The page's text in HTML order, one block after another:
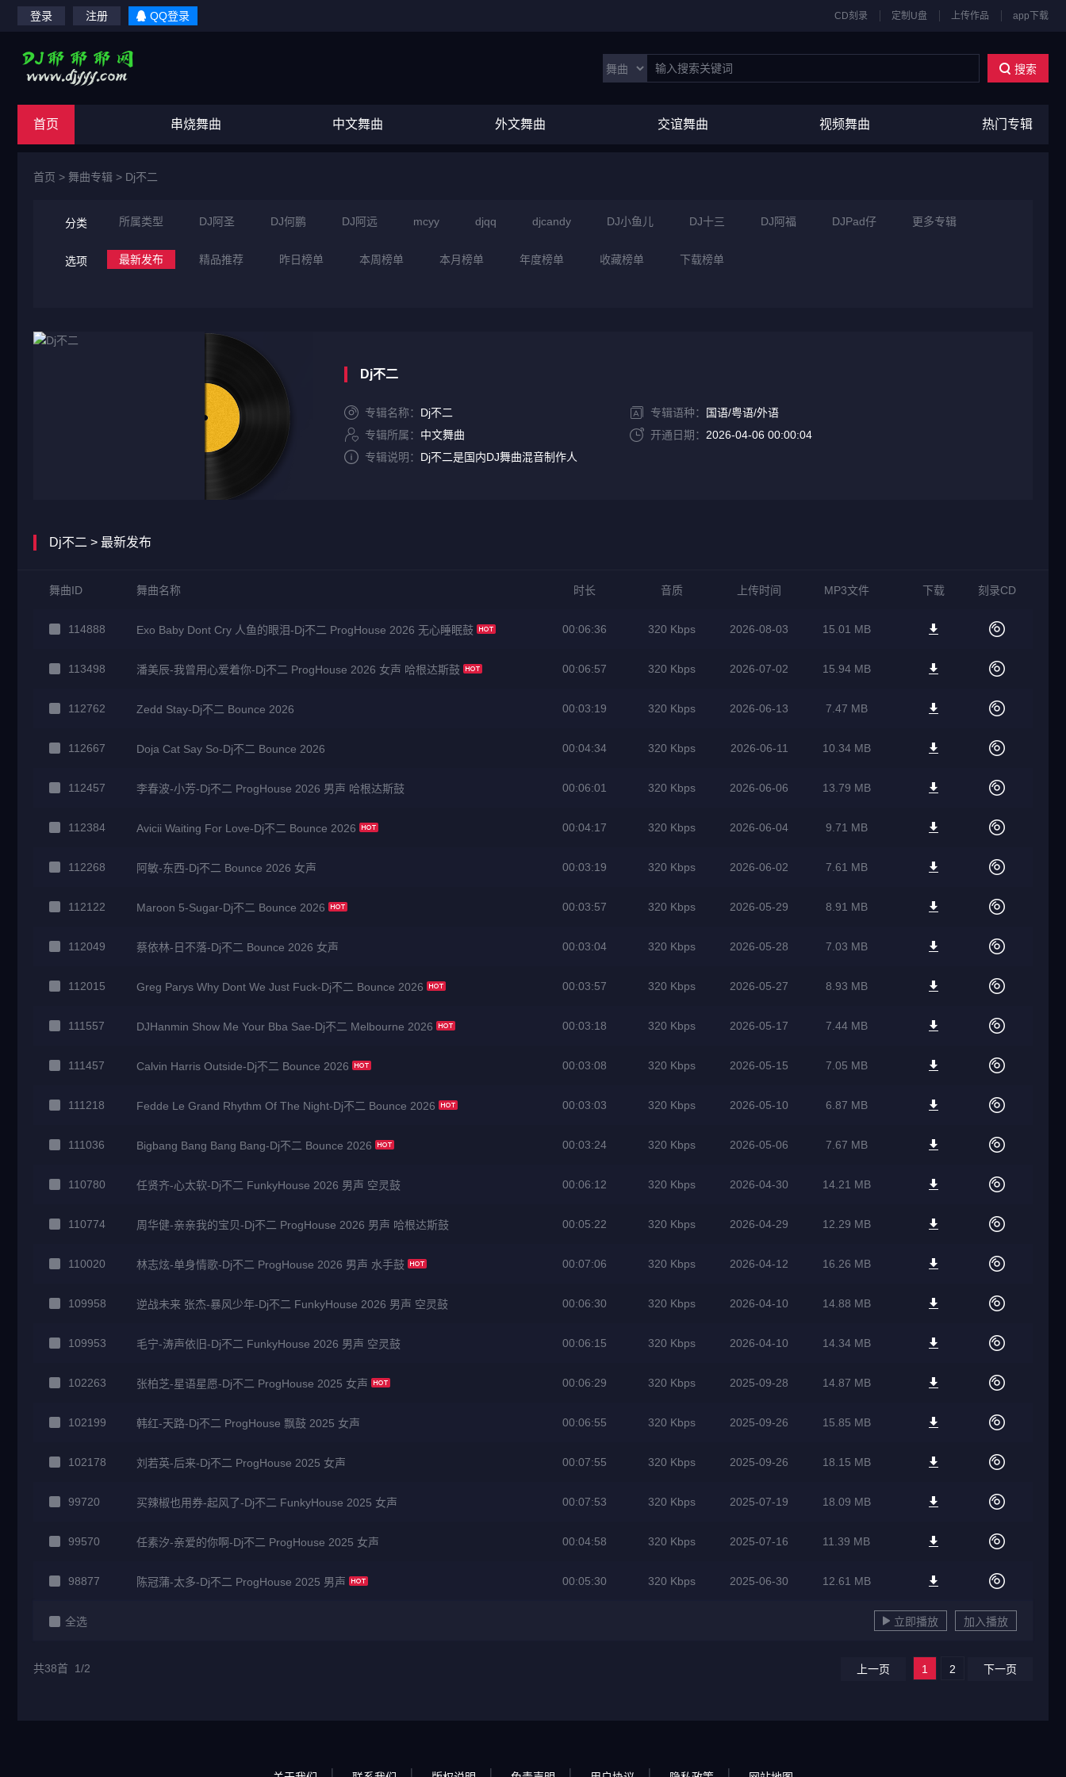
登录 注册 QQ登录 CD刻录 定制U盘 上传作品 app下载
搜索
首页 串烧舞曲 中文舞曲 外文舞曲 交谊舞曲 视频舞曲 热门专辑
首页 > 舞曲专辑 > Dj不二
分类 所属类型 DJ阿圣 DJ何鹏 DJ阿远 mcyy djqq djcandy DJ小鱼儿 DJ十三 DJ阿福 DJPad仔 更多专辑
选项 最新发布 精品推荐 昨日榜单 本周榜单 本月榜单 年度榜单 收藏榜单 下载榜单
Dj不二
专辑名称： Dj不二 专辑语种：
国语/粤语/外语
专辑所属： 中文舞曲 开通日期： 2026-04-06 00:00:04
专辑说明： Dj不二是国内DJ舞曲混音制作人
Dj不二 > 最新发布
舞曲ID 舞曲名称 时长 音质 上传时间 MP3文件 下载 刻录CD
114888 Exo Baby Dont Cry 人鱼的眼泪-Dj不二 ProgHouse 2026 无心睡眠鼓 00:06:36 320 Kbps 2026-08-03 15.01 MB
113498 潘美辰-我曾用心爱着你-Dj不二 ProgHouse 2026 女声 哈根达斯鼓 00:06:57 320 Kbps 2026-07-02 15.94 MB
112762 Zedd Stay-Dj不二 Bounce 2026 00:03:19 320 Kbps 2026-06-13 7.47 MB
112667 Doja Cat Say So-Dj不二 Bounce 2026 00:04:34 320 Kbps 2026-06-11 10.34 MB
112457 李春波-小芳-Dj不二 ProgHouse 2026 男声 哈根达斯鼓 00:06:01 320 Kbps 2026-06-06 13.79 MB
112384 Avicii Waiting For Love-Dj不二 Bounce 2026 00:04:17 320 Kbps 2026-06-04 9.71 MB
112268 阿敏-东西-Dj不二 Bounce 2026 女声 00:03:19 320 Kbps 2026-06-02 7.61 MB
112122 Maroon 5-Sugar-Dj不二 Bounce 2026 00:03:57 320 Kbps 2026-05-29 8.91 MB
112049 蔡依林-日不落-Dj不二 Bounce 2026 女声 00:03:04 320 Kbps 2026-05-28 7.03 MB
112015 Greg Parys Why Dont We Just Fuck-Dj不二 Bounce 2026 00:03:57 320 Kbps 2026-05-27 8.93 MB
111557 DJHanmin Show Me Your Bba Sae-Dj不二 Melbourne 2026 00:03:18 320 Kbps 2026-05-17 7.44 MB
111457 Calvin Harris Outside-Dj不二 Bounce 2026 00:03:08 320 Kbps 2026-05-15 7.05 MB
111218 Fedde Le Grand Rhythm Of The Night-Dj不二 Bounce 2026 00:03:03 320 Kbps 2026-05-10 6.87 MB
111036 Bigbang Bang Bang Bang-Dj不二 Bounce 2026 00:03:24 320 Kbps 2026-05-06 7.67 MB
110780 任贤齐-心太软-Dj不二 FunkyHouse 2026 男声 空灵鼓 00:06:12 320 Kbps 2026-04-30 14.21 MB
110774 周华健-亲亲我的宝贝-Dj不二 ProgHouse 2026 男声 哈根达斯鼓 00:05:22 320 Kbps 2026-04-29 12.29 MB
110020 林志炫-单身情歌-Dj不二 ProgHouse 2026 男声 水手鼓 00:07:06 320 Kbps 2026-04-12 16.26 MB
109958 逆战未来 张杰-暴风少年-Dj不二 FunkyHouse 2026 男声 空灵鼓 00:06:30 320 Kbps 2026-04-10 14.88 MB
109953 毛宁-涛声依旧-Dj不二 FunkyHouse 2026 男声 空灵鼓 00:06:15 320 Kbps 2026-04-10 14.34 MB
102263 张柏芝-星语星愿-Dj不二 ProgHouse 2025 女声 00:06:29 320 Kbps 2025-09-28 14.87 MB
102199 韩红-天路-Dj不二 ProgHouse 飘鼓 2025 女声 00:06:55 320 Kbps 2025-09-26 15.85 MB
102178 刘若英-后来-Dj不二 ProgHouse 2025 女声 00:07:55 320 Kbps 2025-09-26 18.15 MB
99720 买辣椒也用券-起风了-Dj不二 FunkyHouse 2025 女声 00:07:53 320 Kbps 2025-07-19 18.09 MB
99570 任素汐-亲爱的你啊-Dj不二 ProgHouse 2025 女声 00:04:58 320 Kbps 2025-07-16 11.39 MB
98877 陈冠蒲-太多-Dj不二 ProgHouse 2025 男声 00:05:30 320 Kbps 2025-06-30 12.61 MB
全选 立即播放 加入播放
共38首 1/2 上一页 1 2 下一页